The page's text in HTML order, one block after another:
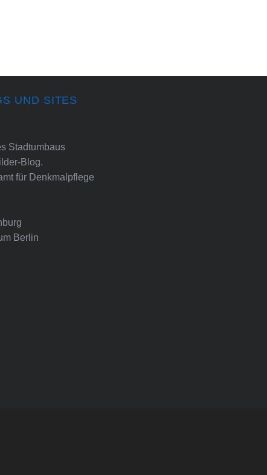
UND SITES
Stadtumbaus
Blog.
für Denkmalpflege
Berlin